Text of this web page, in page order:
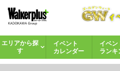
エリアから探
す
イベント
カレンダー
イベン
ランキ